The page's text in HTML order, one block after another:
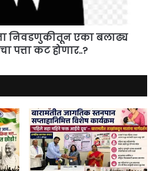
निवडणुकीतून एका बलाढ्य
पत्ता कट होणार..?